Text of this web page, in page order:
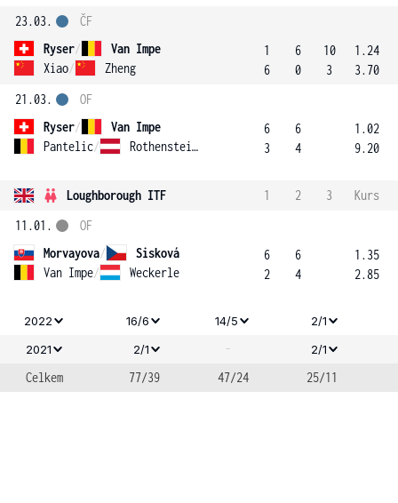
23.03.
Ryser/
Van Impe
Xiao/ Zheng
ČF
1
6
6
0
10
3
1.24
3.70
21.03.
Ryser/
Van Impe
Pantelic/ Rothensteiner
OF
6
3
6
4
1.02
9.20
Loughborough ITF 1 2 3
Kurs
11.01.
Morvayova/
Sisková
Van Impe/ Weckerle
OF
6
2
6
4
1.35
2.85
2022 16/6 14/5
2/1
2021
2/1 - 2/1
Celkem 77/39 47/24 25/11